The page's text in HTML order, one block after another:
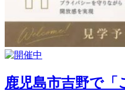
鹿児島市吉野で「